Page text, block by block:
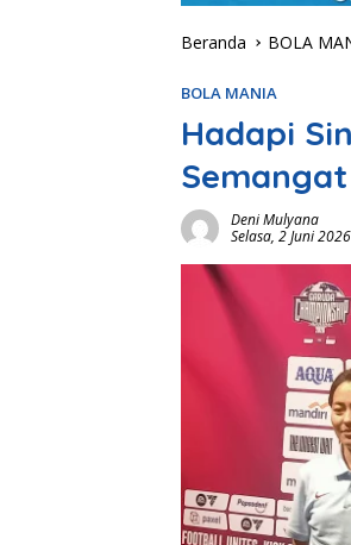
Beranda BOLA
BOLA MANIA
Hadapi
Deni Mulyana
Selasa, 2 Juni